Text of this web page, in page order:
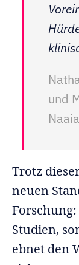
und
Naaia
Trotz
neuen
Studien,
ebnet den